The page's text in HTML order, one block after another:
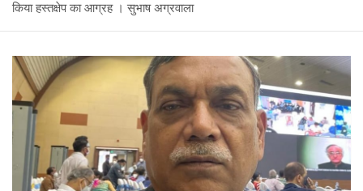
किया हस्तक्षेप का आग्रह । सुभाष अग्रवाला